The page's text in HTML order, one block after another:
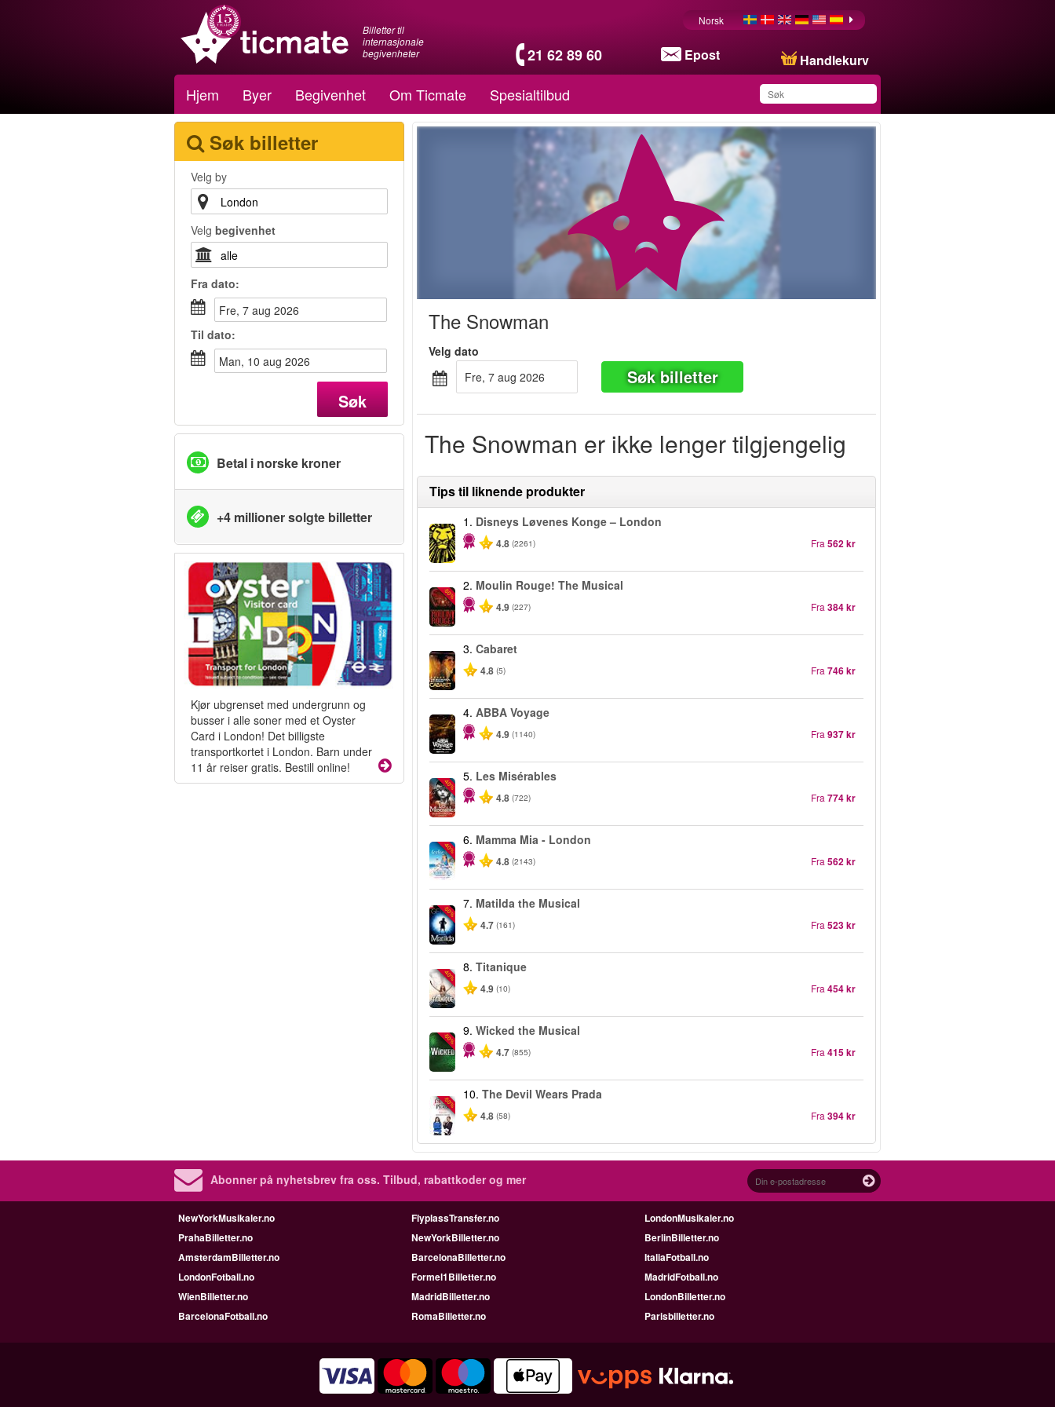
Billetter til
internasjonale
begivenheter
21 62 89 60 Epost Handlekurv
Norsk
Hjem Byer Begivenhet Om Ticmate Spesialtilbud
Du har lagret dette
produktet på listen din
Søk billetter
Velg by
Velg begivenhet
Fra dato:
fre, 7 aug 2026
Til dato:
man, 10 aug 2026
Søk
Betal i norske kroner
+4 millioner solgte billetter
Kjør ubgrenset med undergrunn og
busser i alle soner med et Oyster
Card i London! Det billigste
transportkortet i London. Barn under
11 år reiser gratis. Bestill online!
The Snowman
Velg dato
fre, 7 aug 2026
Søk billetter
The Snowman er ikke lenger tilgjengelig
Tips til liknende produkter
1. Disneys Løvenes Konge – London
4.8 (2261) Fra 562 kr
-50%
2. Moulin Rouge! The Musical
4.9 (227) Fra 384 kr
3.Cabaret
4.8 (5) Fra 746 kr
4.ABBA Voyage
4.9 (1140) Fra 937 kr
-40%
5. Les Misérables
4.8 (722) Fra 774 kr
-40%
6. Mamma Mia - London
4.8 (2143) Fra 562 kr
-50%
7. Matilda the Musical
4.7 (161) Fra 523 kr
-40%
8.Titanique
4.9 (10) Fra 454 kr
-50%
9.Wicked the Musical
4.7 (855) Fra 415 kr
-50%
10.The Devil Wears Prada
4.8 (58) Fra 394 kr
Abonner på nyhetsbrev fra oss. Tilbud, rabattkoder og mer
NewYorkMusikaler.no FlyplassTransfer.no
LondonMusikaler.no
PrahaBilletter.no
NewYorkBilletter.no
BerlinBilletter.no
AmsterdamBilletter.no
BarcelonaBilletter.no
ItaliaFotball.no
LondonFotball.no
Formel1Billetter.no
MadridFotball.no
WienBilletter.no
MadridBilletter.no
LondonBilletter.no
BarcelonaFotball.no
RomaBilletter.no Parisbilletter.no